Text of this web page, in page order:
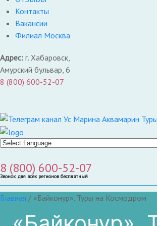
Контакты
Вакансии
Филиал Москва
Адрес: г. Хабаровск,
Амурский бульвар, 6
8 (800) 600-52-07
8 (800) 600-52-07
Звонок для всех регионов бесплатный
Главная / «Байконур». Туры на Космодром